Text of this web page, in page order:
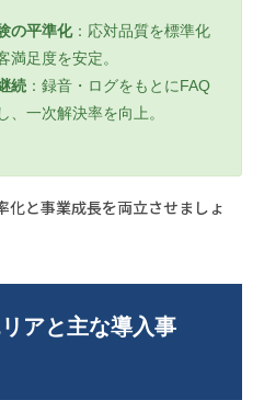
の平準化：応対品質を標準化
満足度を安定。
続：録音・ログをもとにFAQ
、一次解決率を向上。
化と事業成長を両立させましょ
アと主な導入事